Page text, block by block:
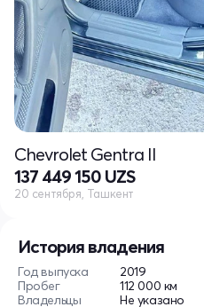
История владения
Год выпуска
2019
Пробег
112 000 км
Владельцы
Не указано
Chevrolet Gentra II
137 449 150 UZS
20 сентября, Ташкент